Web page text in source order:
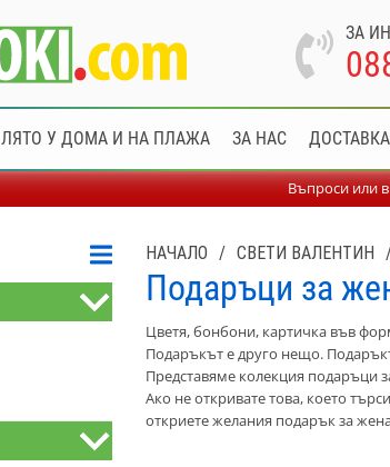
ЗА
ЛЯТО У ДОМА И НА ПЛАЖА ЗА НАС ДОСТАВКА
Въпроси или
НАЧАЛО / СВЕТИ ВАЛЕНТИН
Подаръци за
Цветя, бонбони, картичка във
Подаръкът е друго нещо.
Представяме колекция подаръци
Ако не откривате това, което
откриете желания подарък за